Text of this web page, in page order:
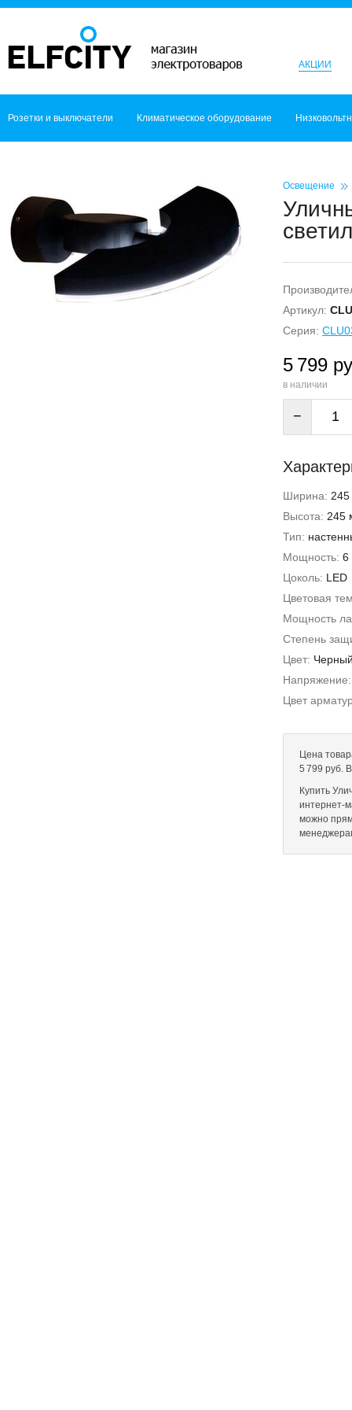
АКЦИИ
Розетки и выключатели Климатическое оборудование
Освещение
Артикул:
Серия:
5 799
в наличии
−
Ширина:
Высота: 245
Тип:
Мощность: 6
Цоколь: LED
Цветовая
Мощность
Степень
Цвет:
Цвет
Цена
5 799 руб.
Купить
интернет-
можно